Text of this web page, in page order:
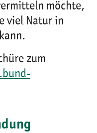
möchte,
viel Natur in
zum